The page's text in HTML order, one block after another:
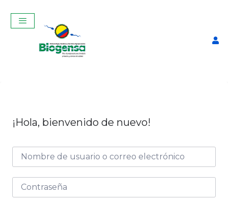
¡Hola, bienvenido de nuevo!
Curso Teórico-Práctico De
Inseminación Artificial En
$320,00 + ADD